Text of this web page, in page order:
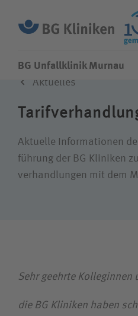
Fachbereiche
Über uns
Wie können wir Ihnen
Suchwert
BG Unfallklinik Murnau
Aktuelles
Aktuelle Informationen
führung der BG Kliniken
verhandlungen mit dem
Sehr geehrte Kolleginnen
die BG Kliniken haben